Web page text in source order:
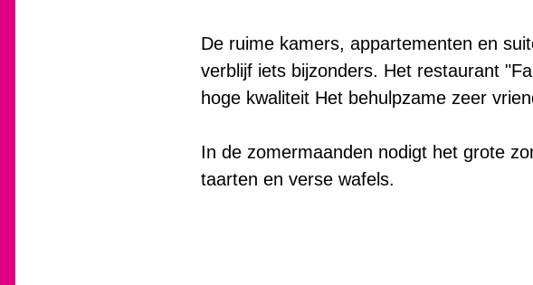
De ruime kamers, appartementen en
verblijf iets bijzonders. Het restaurant
hoge kwaliteit Het behulpzame zeer
In de zomermaanden nodigt het grote
taarten en verse wafels.